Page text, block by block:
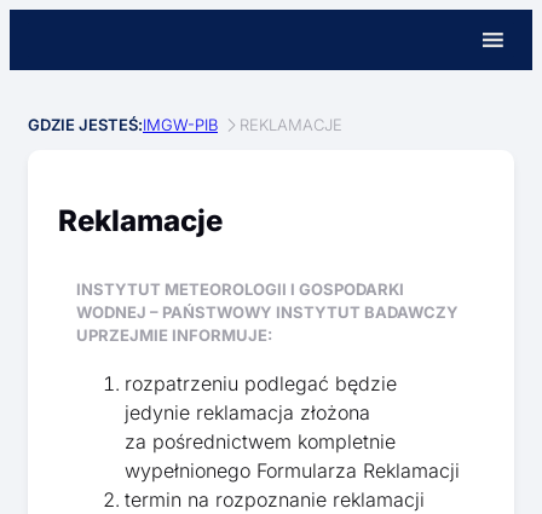
GDZIE JESTEŚ:IMGW-PIB REKLAMACJE
Reklamacje
INSTYTUT METEOROLOGII I GOSPODARKI
WODNEJ – PAŃSTWOWY INSTYTUT BADAWCZY
UPRZEJMIE INFORMUJE:
rozpatrzeniu podlegać będzie
jedynie reklamacja złożona
za pośrednictwem kompletnie
wypełnionego Formularza Reklamacji
termin na rozpoznanie reklamacji